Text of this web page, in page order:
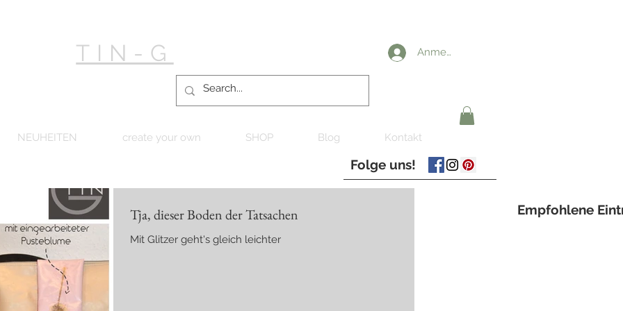
TIN-G Anmelden
NEUHEITEN create your own SHOP Blog Kontakt
Folge uns!
Tja, dieser Boden der Tatsachen
Mit Glitzer geht's gleich leichter
Empfohlene